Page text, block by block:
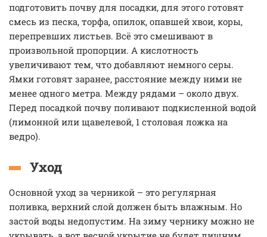
подготовить почву для посадки, для этого готовят
смесь из песка, торфа, опилок, опавшей хвои, коры,
перепревших листьев. Всё это смешивают в
произвольной пропорции. А кислотность
увеличивают тем, что добавляют немного серы.
Ямки готовят заранее, расстояние между ними не
менее одного метра. Между рядами – около двух.
Перед посадкой почву поливают подкисленной водой
(лимонной или щавелевой, 1 столовая ложка на
ведро).
Уход
Основной уход за черникой – это регулярная
поливка, верхний слой должен быть влажным. Но
застой воды недопустим. На зиму чернику можно не